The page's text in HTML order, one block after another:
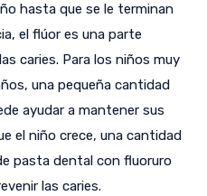
hasta que se le terminan
el flúor es una parte
caries. Para los niños muy
una pequeña cantidad
ayudar a mantener sus
el niño crece, una cantidad
pasta dental con fluoruro
las caries.